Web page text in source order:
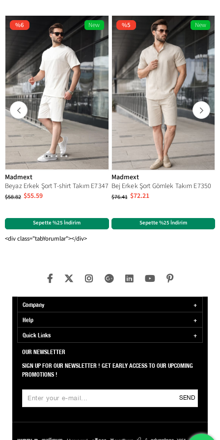
Trotter Type
Geniş Paça
Standart
Gömlek Yaka
Cep Tipi
Yandan Cepli
Pattern
Striped
Madmext
Beyaz Erkek Şort T-shirt Takım E7347
$55.59
$58.82
%6
New
Sepette %25 İndirim
Madmext
Bej Erkek Şort Gömlek Takım E7350
$72.21
$76.41
%5
New
Item
Sepette %25 İndirim
<div class="tabYorumlar"></div>
Company
Help
Quick Links
OUR NEWSLETTER
SIGN UP FOR OUR NEWSLETTER ! GET EARLY ACCESS TO OUR UPCOMING
PROMOTIONS !
SEND